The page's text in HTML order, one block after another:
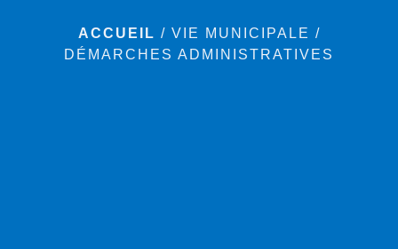
ACCUEIL / VIE MUNICIPALE /
DÉMARCHES ADMINISTRATIVES